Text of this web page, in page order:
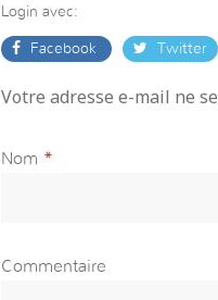
Login avec:
Facebook Twitter
Votre adresse e-mail ne
Nom *
Commentaire